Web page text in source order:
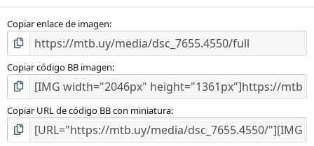
l
(
)
Copiar enlace de imagen
Copiar código BB imagen
Copiar URL de código BB con miniatura